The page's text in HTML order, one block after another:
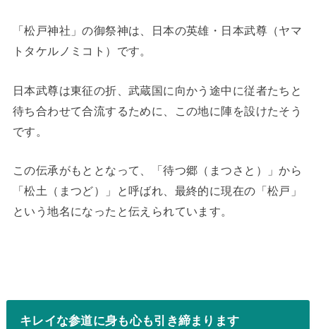
「松戸神社」の御祭神は、日本の英雄・日本武尊（ヤマ
トタケルノミコト）です。
日本武尊は東征の折、武蔵国に向かう途中に従者たちと
待ち合わせて合流するために、この地に陣を設けたそう
です。
この伝承がもととなって、「待つ郷（まつさと）」から
「松土（まつど）」と呼ばれ、最終的に現在の「松戸」
という地名になったと伝えられています。
キレイな参道に身も心も引き締まります